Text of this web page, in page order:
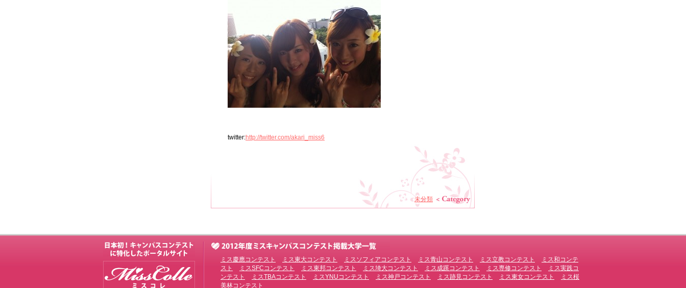
twitter:http://twitter.com/akari_miss6
未分類
ミス慶應コンテスト ミス東大コンテスト ミスソフィアコンテスト ミス青山コンテスト ミス立教コンテスト
ミス和コンテ
スト
ミスSFCコンテスト ミス東邦コンテスト ミス埼大コンテスト ミス成蹊コンテスト ミス専修コンテスト
ミス実践コ
ンテスト
ミスTBAコンテスト ミスYNUコンテスト ミス神戸コンテスト ミス跡見コンテスト ミス東女コンテスト
ミス桜
美林コンテスト